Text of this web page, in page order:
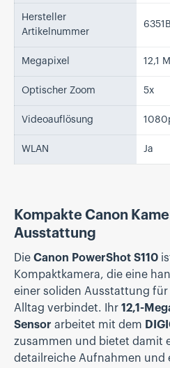
Hersteller
Artikelnummer
Megapixel 12,1
Optischer Zoom 5x
Videoauflösung
WLAN Ja
Kompakte Canon
Ausstattung
Die Canon PowerShot S110
Kompaktkamera, die eine
einer soliden Ausstattung
Alltag verbindet. Ihr 12,1-
Sensor arbeitet mit dem
zusammen und bietet damit
detailreiche Aufnahmen und